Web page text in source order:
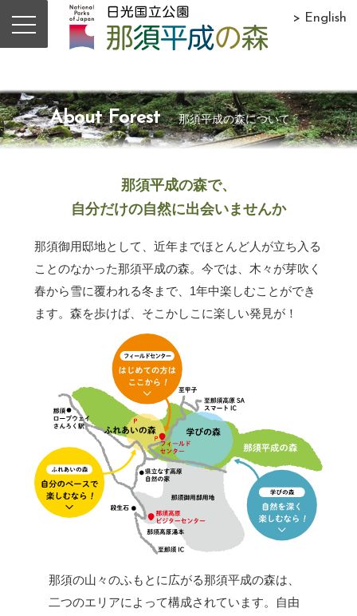
> English
About Forest 那須平成の森について
那須平成の森で、
自分だけの自然に出会いませんか
那須御用邸地として、近年までほとんど人が立ち入る
ことのなかった那須平成の森。今では、木々が芽吹く
春から雪に覆われる冬まで、1年中楽しむことができ
ます。森を歩けば、そこかしこに楽しい発見が！
那須の山々のふもとに広がる那須平成の森は、
二つのエリアによって構成されています。自由